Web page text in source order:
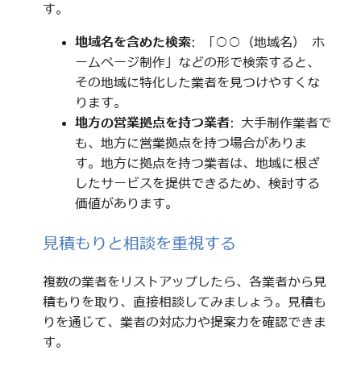
す。
地域名を含めた検索: 「○○（地域名） ホ
ームページ制作」などの形で検索すると、
その地域に特化した業者を見つけやすくな
ります。
地方の営業拠点を持つ業者: 大手制作業者で
も、地方に営業拠点を持つ場合がありま
す。地方に拠点を持つ業者は、地域に根ざ
したサービスを提供できるため、検討する
価値があります。
見積もりと相談を重視する
複数の業者をリストアップしたら、各業者から見
積もりを取り、直接相談してみましょう。見積も
りを通じて、業者の対応力や提案力を確認できま
す。